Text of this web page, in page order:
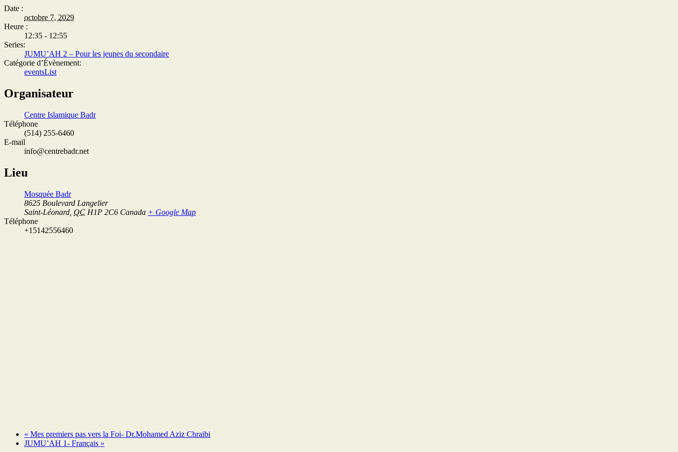
Date :
octobre 7, 2029
Heure :
12:35 - 12:55
Series:
JUMU’AH 2 – Pour les jeunes du secondaire
Catégorie d’Évènement:
eventsList
Organisateur
Centre Islamique Badr
Téléphone
(514) 255-6460
E-mail
info@centrebadr.net
Lieu
Mosquée Badr
8625 Boulevard Langelier
Saint-Léonard QC H1P 2C6 Canada + Google Map
Téléphone
+15142556460
« Mes premiers pas vers la Foi- Dr.Mohamed Aziz Chraibi
JUMU’AH 1- Français »